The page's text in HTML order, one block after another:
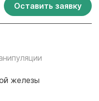
Оставить заявку
железы